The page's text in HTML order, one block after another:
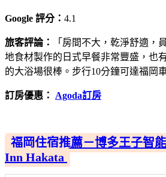
Google 評分： 4.1
旅客評論：
「房間不大，乾淨舒適，
地食材製作的日式早餐非常豐盛，也
的大浴場很棒。步行10分鐘可達福岡車
訂房優惠： Agoda訂房
福岡住宿推薦－博多王子智
Inn Hakata